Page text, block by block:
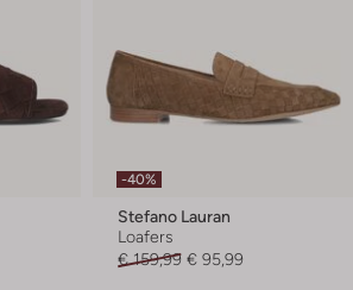
-40%
Stefano Lauran
Loafers
€ 159,99 € 95,99